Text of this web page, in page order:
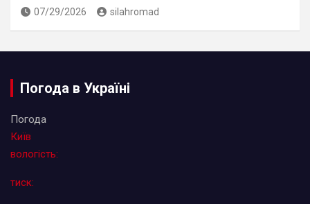
07/29/2026 silahromad
Погода в Україні
Погода
Київ
вологість:
тиск: